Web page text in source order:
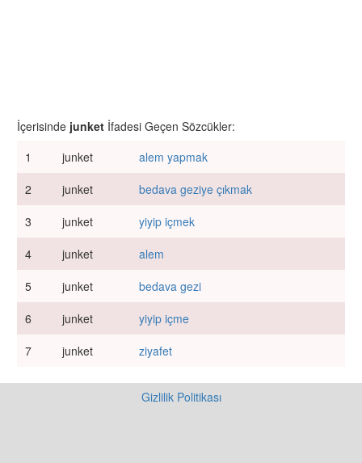
İçerisinde junket İfadesi Geçen Sözcükler:
1
junket
alem yapmak
2
junket
bedava geziye çıkmak
3
junket
yiyip içmek
4
junket
alem
5
junket
bedava gezi
6
junket
yiyip içme
7
junket ziyafet
Gizlilik Politikası